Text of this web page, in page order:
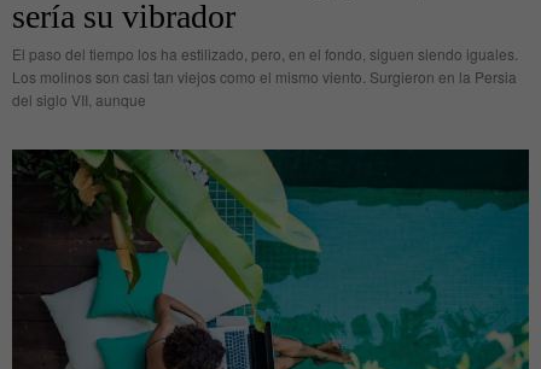
sería su vibrador
El paso del tiempo los ha estilizado, pero, en el fondo, siguen siendo iguales.
Los molinos son casi tan viejos como el mismo viento. Surgieron en la Persia
del siglo VII, aunque